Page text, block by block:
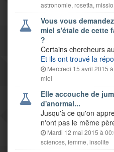
astronomie, rosetta,
Vous vous
miel s'étale de cette
?
Certains chercheurs
Et ils ont trouvé la
Mercredi 15 avril 2015
miel
Elle accouche de
d'anormal...
Jusqu'à ce qu'on
n'ont pas le même
Mardi 12 mai 2015 à
sciences, femme, insolite